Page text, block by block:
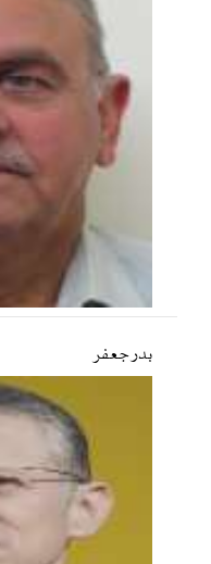
بدر جعفر